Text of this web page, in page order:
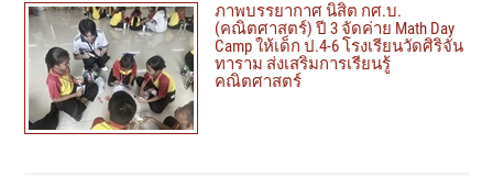
ภาพบรรยากาศ นิสิต กศ.บ.
(คณิตศาสตร์) ปี 3 จัดค่าย Math Day
Camp ให้เด็ก ป.4-6 โรงเรียนวัดศิริจัน
ทาราม ส่งเสริมการเรียนรู้
คณิตศาสตร์